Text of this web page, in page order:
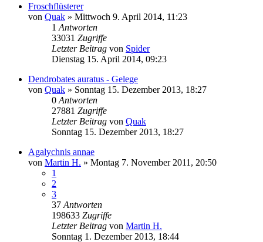
Froschflüsterer
von Quak » Mittwoch 9. April 2014, 11:23
1 Antworten
33031 Zugriffe
Letzter Beitrag von Spider
Dienstag 15. April 2014, 09:23
Dendrobates auratus - Gelege
von Quak » Sonntag 15. Dezember 2013, 18:27
0 Antworten
27881 Zugriffe
Letzter Beitrag von Quak
Sonntag 15. Dezember 2013, 18:27
Agalychnis annae
von Martin H. » Montag 7. November 2011, 20:50
1
2
3
37 Antworten
198633 Zugriffe
Letzter Beitrag von Martin H.
Sonntag 1. Dezember 2013, 18:44